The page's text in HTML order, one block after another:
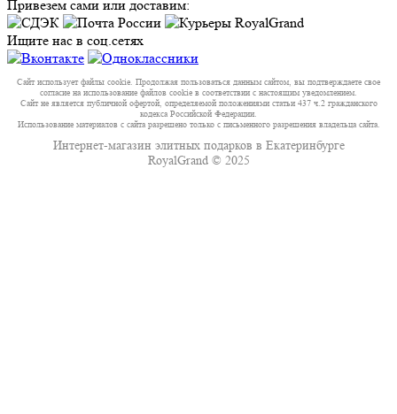
Привезем сами или доставим:
Ищите нас в соц.сетях
Сайт использует файлы cookie. Продолжая пользоваться данным сайтом, вы подтверждаете свое
согласие на использование файлов cookie в соответствии с настоящим уведомлением.
Сайт не является публичной офертой, определяемой положениями статьи 437 ч.2 гражданского
кодекса Российской Федерации.
Использование материалов с сайта разрешено только с письменного разрешения владельца сайта.
Интернет-магазин элитных подарков в Екатеринбурге
RoyalGrand © 2025